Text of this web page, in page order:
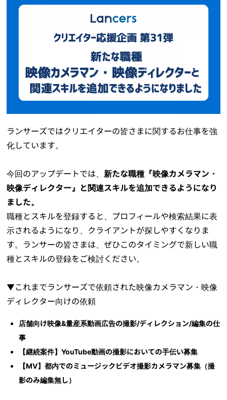
ランサーズではクリエイターの皆さまに関するお仕事を強
化しています。
今回のアップデートでは、新たな職種『映像カメラマン・
映像ディレクター』と関連スキルを追加できるようになり
ました。
職種とスキルを登録すると、プロフィールや検索結果に表
示されるようになり、クライアントが探しやすくなりま
す。ランサーの皆さまは、ぜひこのタイミングで新しい職
種とスキルの登録をご検討ください。
▼これまでランサーズで依頼された映像カメラマン・映像
ディレクター向けの依頼
店舗向け映像&量産系動画広告の撮影/ディレクション/編集の仕
事
【継続案件】YouTube動画の撮影においての手伝い募集
【MV】都内でのミュージックビデオ撮影カメラマン募集（撮
影のみ編集無し）